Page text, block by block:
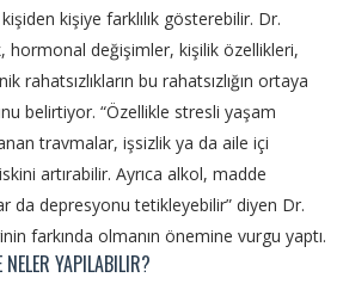
kişiye farklılık gösterebilir. Dr.
hormonal değişimler, kişilik özellikleri,
rahatsızlıkların bu rahatsızlığın ortaya
belirtiyor. “Özellikle stresli yaşam
travmalar, işsizlik ya da aile içi
artırabilir. Ayrıca alkol, madde
da depresyonu tetikleyebilir” diyen Dr.
farkında olmanın önemine vurgu yaptı.
YAPILABILIR?